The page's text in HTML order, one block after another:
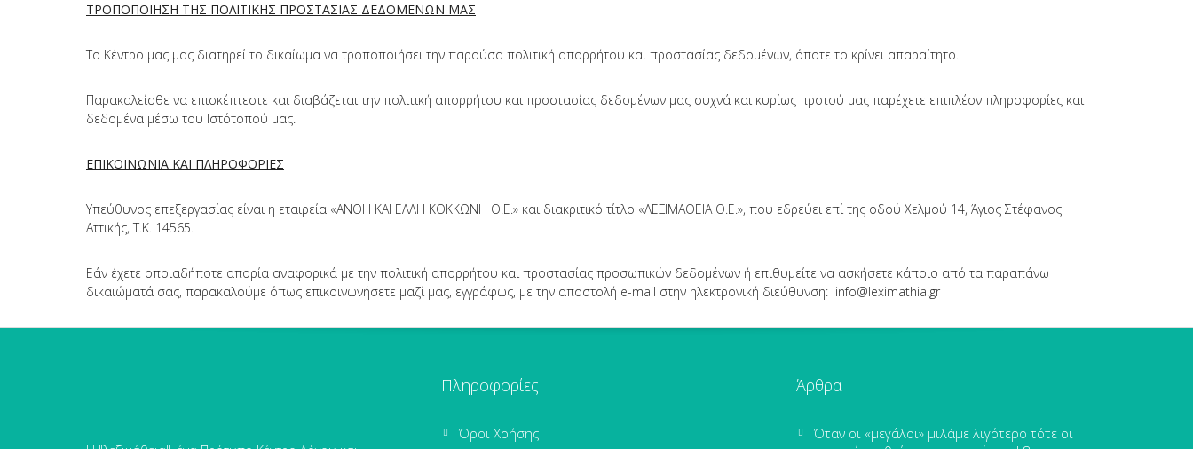
ΤΡΟΠΟΠΟΙΗΣΗ ΤΗΣ ΠΟΛΙΤΙΚΗΣ ΠΡΟΣΤΑΣΙΑΣ ΔΕΔΟΜΕΝΩΝ ΜΑΣ
Το Κέντρο μας μας διατηρεί το δικαίωμα να τροποποιήσει την παρούσα πολιτική απορρήτου και προστασίας δεδομένων, όποτε το κρίνει απαραίτητο.
Παρακαλείσθε να επισκέπτεστε και διαβάζεται την πολιτική απορρήτου και προστασίας δεδομένων μας συχνά και κυρίως προτού μας παρέχετε επιπλέον πληροφορίες και
δεδομένα μέσω του Ιστότοπού μας.
ΕΠΙΚΟΙΝΩΝΙΑ ΚΑΙ ΠΛΗΡΟΦΟΡΙΕΣ
Υπεύθυνος επεξεργασίας είναι η εταιρεία «ΑΝΘΗ ΚΑΙ ΕΛΛΗ ΚΟΚΚΩΝΗ Ο.Ε.» και διακριτικό τίτλο «ΛΕΞΙΜΑΘΕΙΑ Ο.Ε.», που εδρεύει επί της οδού Χελμού 14, Άγιος Στέφανος
Αττικής, Τ.Κ. 14565.
Εάν έχετε οποιαδήποτε απορία αναφορικά με την πολιτική απορρήτου και προστασίας προσωπικών δεδομένων ή επιθυμείτε να ασκήσετε κάποιο από τα παραπάνω
δικαιώματά σας, παρακαλούμε όπως επικοινωνήσετε μαζί μας, εγγράφως, με την αποστολή e-mail στην ηλεκτρονική διεύθυνση: info@leximathia.gr
Πληροφορίες
Όροι Χρήσης
Άρθρα
Όταν οι «μεγάλοι» μιλάμε λιγότερο τότε οι